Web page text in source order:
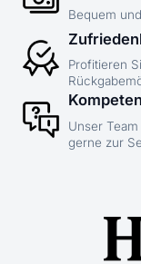
Bequem
Profitieren
Unser
gerne zur